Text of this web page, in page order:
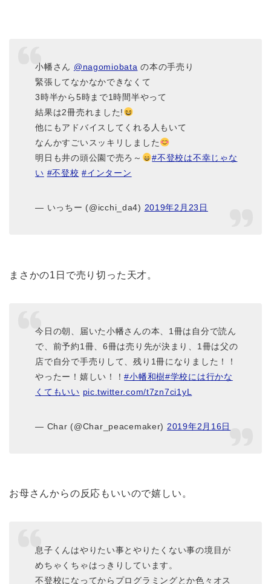
小幡さん @nagomiobata の本の手売り
緊張してなかなかできなくて
3時半から5時まで1時間半やって
結果は2冊売れました!
他にもアドバイスしてくれる人もいて
なんかすごいスッキリしました
明日も井の頭公園で売ろ～
#不登校は不幸じゃな
い #不登校 #インターン
— いっちー (@icchi_da4) 2019年2月23日
まさかの1日で売り切った天才。
今日の朝、届いた小幡さんの本、1冊は自分で読ん
で、前予約1冊、6冊は売り先が決まり、1冊は父の
店で自分で手売りして、残り1冊になりました！！
やったー！嬉しい！！#小幡和樹#学校には行かな
くてもいい pic.twitter.com/t7zn7ci1yL
— Char (@Char_peacemaker) 2019年2月16日
お母さんからの反応もいいので嬉しい。
息子くんはやりたい事とやりたくない事の境目が
めちゃくちゃはっきりしています。
不登校になってからプログラミングとか色々オス